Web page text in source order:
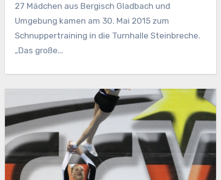
27 Mädchen aus Bergisch Gladbach und
Umgebung kamen am 30. Mai 2015 zum
Schnuppertraining in die Turnhalle Steinbreche.
„Das große…